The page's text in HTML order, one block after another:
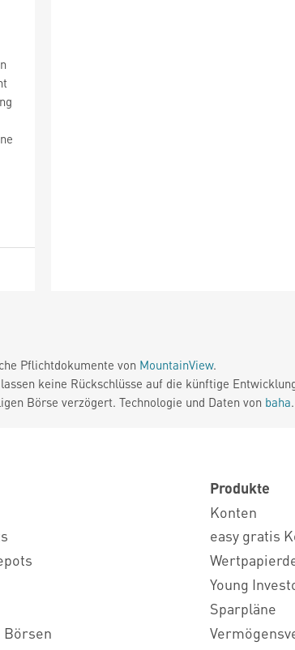
Pflichtdokumente von MountainView.
keine Rückschlüsse auf die künftige
Börse verzögert. Technologie und Daten von baha
Börsen
Produkte
Konten
easy gratis
Young
Sparpläne